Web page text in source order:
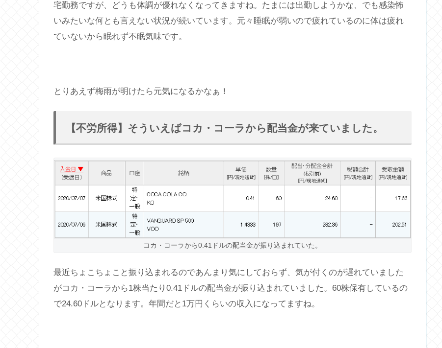
宅勤務ですが、どうも体調が優れなくなってきますね。たまには出勤しようかな、でも感染怖
いみたいな何とも言えない状況が続いています。元々睡眠が弱いので疲れているのに体は疲れ
ていないから眠れず不眠気味です。
とりあえず梅雨が明けたら元気になるかなぁ！
【不労所得】そういえばコカ・コーラから配当金が来ていました。
コカ・コーラから0.41ドルの配当金が振り込まれていた。
最近ちょこちょこと振り込まれるのであんまり気にしておらず、気が付くのが遅れていました
がコカ・コーラから1株当たり0.41ドルの配当金が振り込まれていました。60株保有しているの
で24.60ドルとなります。年間だと1万円くらいの収入になってますね。